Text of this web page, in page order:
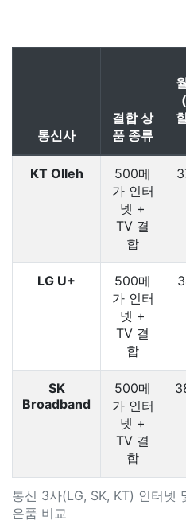
통신 3사(LG, SK, KT) 인터넷
은품 비교
통신사
결합 상
품 종류
KT Olleh
500메
가 인터
넷 +
TV 결
합
LG U+
500메
가 인터
넷 +
TV 결
합
SK
Broadband
500메
가 인터
넷 +
TV 결
합